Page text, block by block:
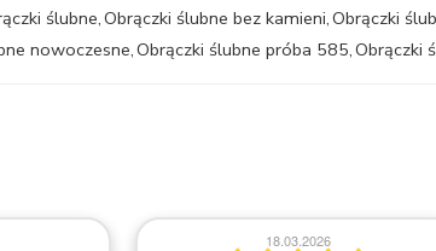
ślubne,Obrączki ślubne bez kamieni,Obrączki
nowoczesne,Obrączki ślubne próba 585,Obrączki
18.03.2026